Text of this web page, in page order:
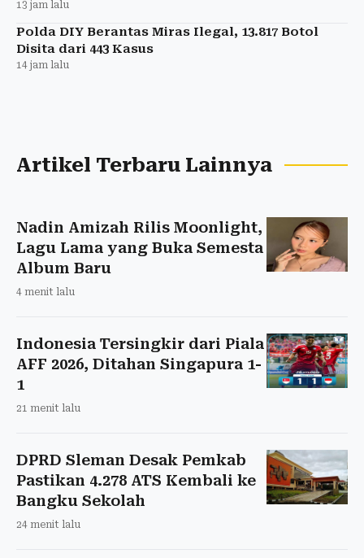
13 jam lalu
Polda DIY Berantas Miras Ilegal, 13.817 Botol
Disita dari 443 Kasus
14 jam lalu
Artikel Terbaru Lainnya
Nadin Amizah Rilis Moonlight,
Lagu Lama yang Buka Semesta
Album Baru
4 menit lalu
Indonesia Tersingkir dari Piala
AFF 2026, Ditahan Singapura 1-
1
21 menit lalu
DPRD Sleman Desak Pemkab
Pastikan 4.278 ATS Kembali ke
Bangku Sekolah
24 menit lalu